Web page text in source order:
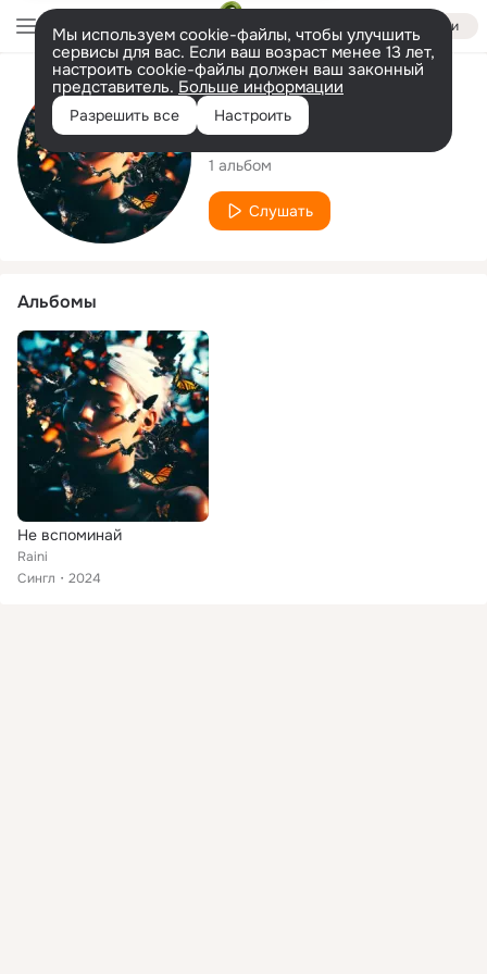
Войти
Мы используем cookie-файлы, чтобы улучшить
сервисы для вас. Если ваш возраст менее 13 лет,
настроить cookie-файлы должен ваш законный
представитель. Больше информации
Разрешить все Настроить
Исполнитель
Raini
1 альбом
Слушать
Альбомы
Не вспоминай
Raini
Сингл
2024